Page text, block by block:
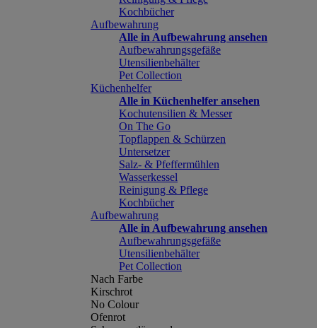
Kochbücher
Aufbewahrung
Alle in Aufbewahrung ansehen
Aufbewahrungsgefäße
Utensilienbehälter
Pet Collection
Küchenhelfer
Alle in Küchenhelfer ansehen
Kochutensilien & Messer
On The Go
Topflappen & Schürzen
Untersetzer
Salz- & Pfeffermühlen
Wasserkessel
Reinigung & Pflege
Kochbücher
Aufbewahrung
Alle in Aufbewahrung ansehen
Aufbewahrungsgefäße
Utensilienbehälter
Pet Collection
Nach Farbe
Kirschrot
No Colour
Ofenrot